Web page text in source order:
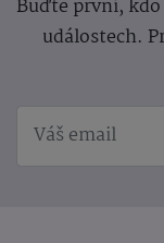
Buďte první,
událostech.